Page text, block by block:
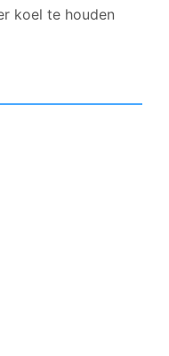
koel te houden